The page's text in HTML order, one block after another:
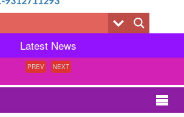
Latest News
PREV NEXT